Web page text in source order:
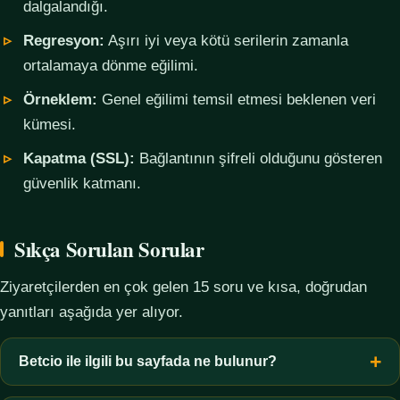
dalgalandığı.
Regresyon: Aşırı iyi veya kötü serilerin zamanla
ortalamaya dönme eğilimi.
Örneklem: Genel eğilimi temsil etmesi beklenen veri
kümesi.
Kapatma (SSL): Bağlantının şifreli olduğunu gösteren
güvenlik katmanı.
Sıkça Sorulan Sorular
Ziyaretçilerden en çok gelen 15 soru ve kısa, doğrudan
yanıtları aşağıda yer alıyor.
Betcio ile ilgili bu sayfada ne bulunur?
Bu sayfada yalnızca kavramsal bilgi, terim açıklamaları, veri